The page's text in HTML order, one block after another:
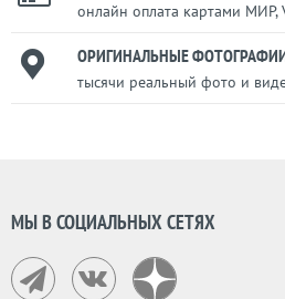
онлайн оплата картами МИР,
ОРИГИНАЛЬНЫЕ
тысячи реальный фото и
МЫ В СОЦИАЛЬНЫХ СЕТЯХ